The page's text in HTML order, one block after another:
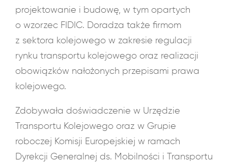
projektowanie i budowę, w tym opartych
o wzorzec FIDIC. Doradza także firmom
z sektora kolejowego w zakresie regulacji
rynku transportu kolejowego oraz realizacji
obowiązków nałożonych przepisami prawa
kolejowego.
Zdobywała doświadczenie w Urzędzie
Transportu Kolejowego oraz w Grupie
roboczej Komisji Europejskiej w ramach
Dyrekcji Generalnej ds. Mobilności i Transportu